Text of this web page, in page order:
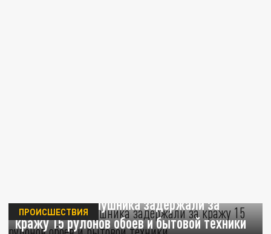
Читинского домушника задержали за
кражу 15 рулонов обоев и бытовой техники
ПРОИСШЕСТВИЯ